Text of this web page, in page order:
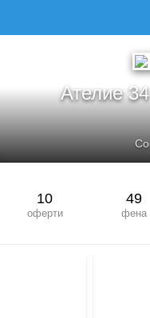
Ателие
10
оферти
49
фена